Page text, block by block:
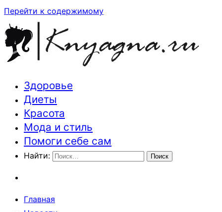
Перейти к содержимому
Траектория здоровья и красоты
Здоровье
Диеты
Красота
Мода и стиль
Помоги себе сам
Найти:
Главная